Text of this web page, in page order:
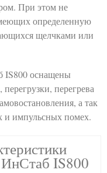
При этом не
определенную
щелчками или
IS800 оснащены
перегрева
а так
и импульсных помех.
IS800